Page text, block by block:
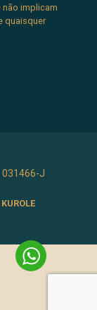
implicam
quaisquer
J
KUROLE